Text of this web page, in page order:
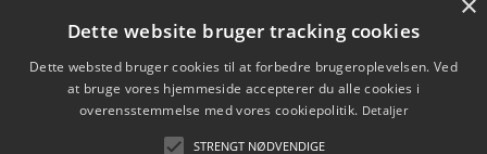
Varekategorier
Dette website bruger tracking cookies
Dette websted bruger cookies til at forbedre brugeroplevelsen. Ved
at bruge vores hjemmeside accepterer du alle cookies i
overensstemmelse med vores cookiepolitik. Detaljer
STRENGT NØDVENDIGE